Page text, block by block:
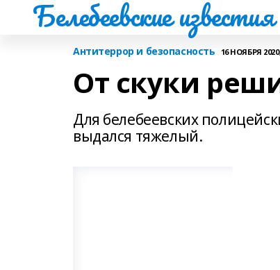
Белебеевские известия
Антитеррор и безопасность 16 НОЯБРЯ
От скуки
Для белебеевских
выдался тяжелый.